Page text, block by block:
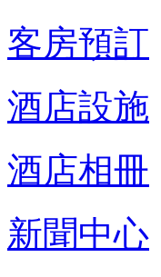
客房預訂
酒店設施
酒店相冊
新聞中心